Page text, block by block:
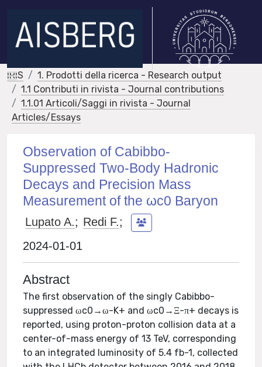
IRIS
1. Prodotti della ricerca - Research output
1.1 Contributi in rivista - Journal contributions
1.1.01 Articoli/Saggi in rivista - Journal
Articles/Essays
Observation of Cabibbo-
Suppressed Two-Body Hadronic
Decays and Precision Mass
Measurement of the ωc0 Baryon
Lupato A.; Redi F.;
2024-01-01
Abstract
The first observation of the singly Cabibbo-
suppressed ωc0→ω-K+ and ωc0→Ξ-π+ decays is
reported, using proton-proton collision data at a
center-of-mass energy of 13 TeV, corresponding
to an integrated luminosity of 5.4 fb-1, collected